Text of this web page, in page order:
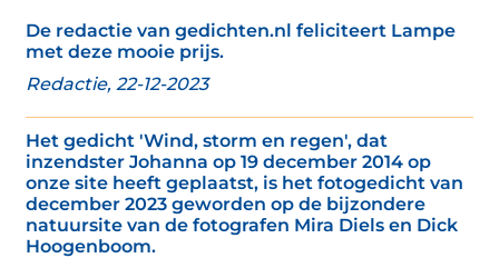
De redactie van gedichten.nl feliciteert Lampe
met deze mooie prijs.
Redactie, 22-12-2023
Het gedicht 'Wind, storm en regen', dat
inzendster Johanna op 19 december 2014 op
onze site heeft geplaatst, is het fotogedicht van
december 2023 geworden op de bijzondere
natuursite van de fotografen Mira Diels en Dick
Hoogenboom.